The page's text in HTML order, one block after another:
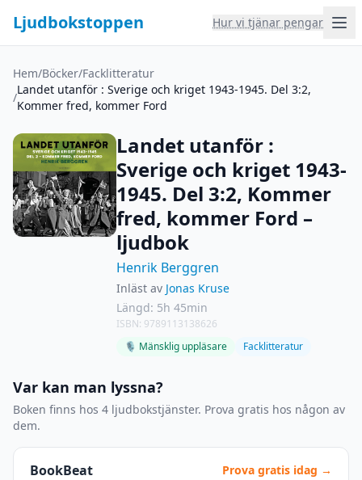
Ljudbokstoppen Hur vi tjänar pengar
Hem/Böcker/Facklitteratur
/
Landet utanför : Sverige och kriget 1943-1945. Del 3:2,
Kommer fred, kommer Ford
Landet utanför :
Sverige och kriget 1943-
1945. Del 3:2, Kommer
fred, kommer Ford –
ljudbok
Henrik Berggren
Inläst av Jonas Kruse
Längd: 5h 45min
ISBN: 9789113138626
🎙 Mänsklig uppläsare
Facklitteratur
Var kan man lyssna?
Boken finns hos 4 ljudbokstjänster. Prova gratis hos någon av
dem.
BookBeat Prova gratis idag →